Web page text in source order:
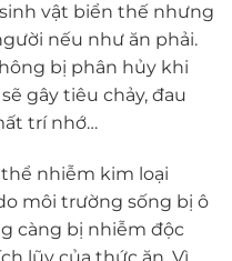
vật biển thế nhưng
nếu như ăn phải.
bị phân hủy khi
gây tiêu chảy, đau
trí nhớ…
nhiễm kim loại
môi trường sống bị ô
càng bị nhiễm độc